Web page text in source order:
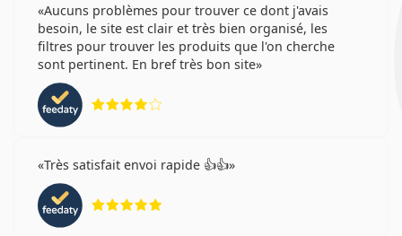
Aucuns problèmes pour trouver ce dont j'avais
besoin, le site est clair et très bien organisé, les
filtres pour trouver les produits que l'on cherche
sont pertinent. En bref très bon site
Très satisfait envoi rapide 👍👍